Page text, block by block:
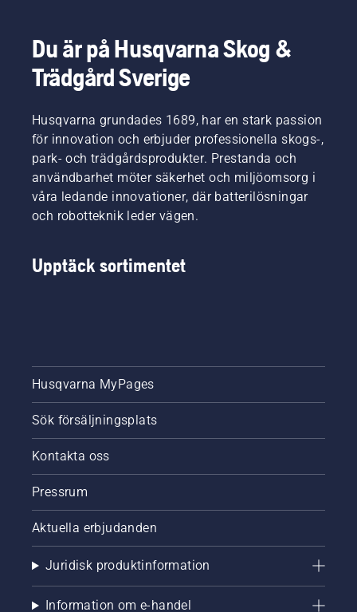
Du är på Husqvarna Skog &
Trädgård Sverige
Husqvarna grundades 1689, har en stark passion
för innovation och erbjuder professionella skogs-,
park- och trädgårdsprodukter. Prestanda och
användbarhet möter säkerhet och miljöomsorg i
våra ledande innovationer, där batterilösningar
och robotteknik leder vägen.
Upptäck sortimentet
Husqvarna MyPages
Sök försäljningsplats
Kontakta oss
Pressrum
Aktuella erbjudanden
Juridisk produktinformation
Information om e-handel